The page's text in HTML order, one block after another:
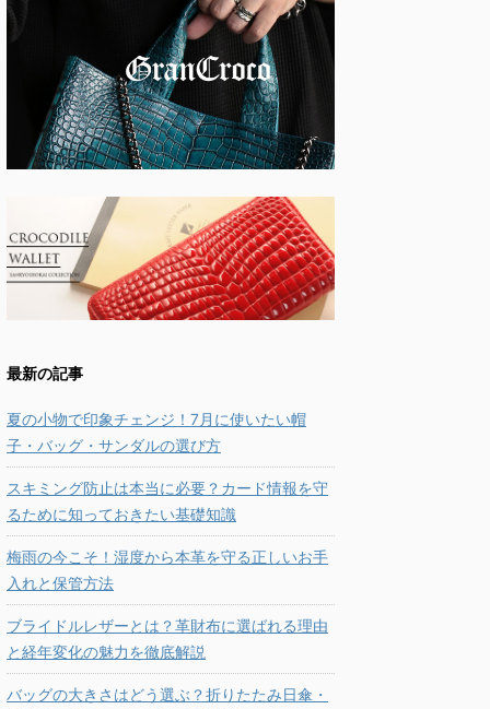
最新の記事
夏の小物で印象チェンジ！7月に使いたい帽
子・バッグ・サンダルの選び方
スキミング防止は本当に必要？カード情報を守
るために知っておきたい基礎知識
梅雨の今こそ！湿度から本革を守る正しいお手
入れと保管方法
ブライドルレザーとは？革財布に選ばれる理由
と経年変化の魅力を徹底解説
バッグの大きさはどう選ぶ？折りたたみ日傘・